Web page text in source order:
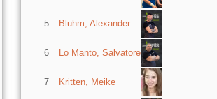
5 Bluhm, Alexander
6 Lo Manto, Salvatore
7 Kritten, Meike